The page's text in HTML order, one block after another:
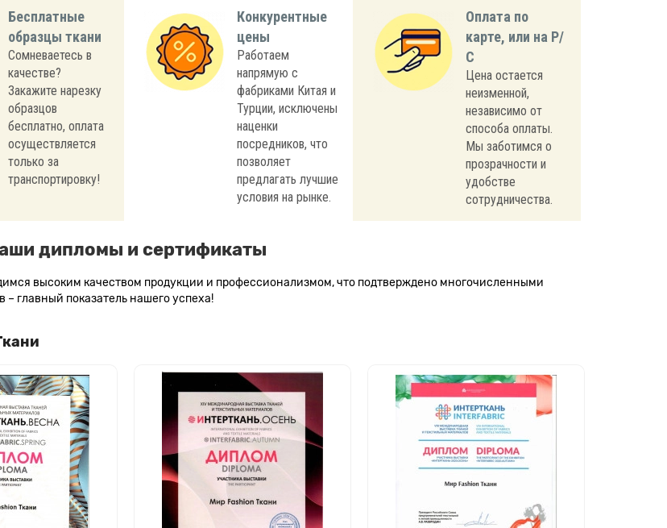
Бесплатные
образцы ткани
Сомневаетесь в
качестве?
Закажите нарезку
образцов
бесплатно, оплата
осуществляется
только за
транспортировку!
Конкурентные
цены
Работаем
напрямую с
фабриками Китая и
Турции, исключены
наценки
посредников, что
позволяет
предлагать лучшие
условия на рынке.
Оплата по
карте, или на Р/
С
Цена остается
неизменной,
независимо от
способа оплаты.
Мы заботимся о
прозрачности и
удобстве
сотрудничества.
дипломы и сертификаты
высоким качеством продукции и профессионализмом, что подтверждено многочисленными
главный показатель нашего успеха!